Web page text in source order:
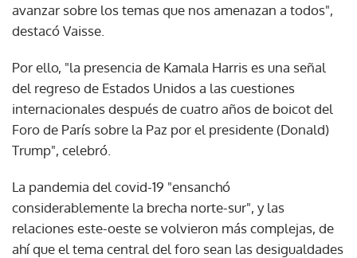
avanzar sobre los temas que nos amenazan a todos",
destacó Vaisse.
Por ello, "la presencia de Kamala Harris es una señal
del regreso de Estados Unidos a las cuestiones
internacionales después de cuatro años de boicot del
Foro de París sobre la Paz por el presidente (Donald)
Trump", celebró.
La pandemia del covid-19 "ensanchó
considerablemente la brecha norte-sur", y las
relaciones este-oeste se volvieron más complejas, de
ahí que el tema central del foro sean las desigualdades